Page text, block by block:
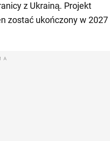
z Ukrainą. Projekt
zostać ukończony w 2027